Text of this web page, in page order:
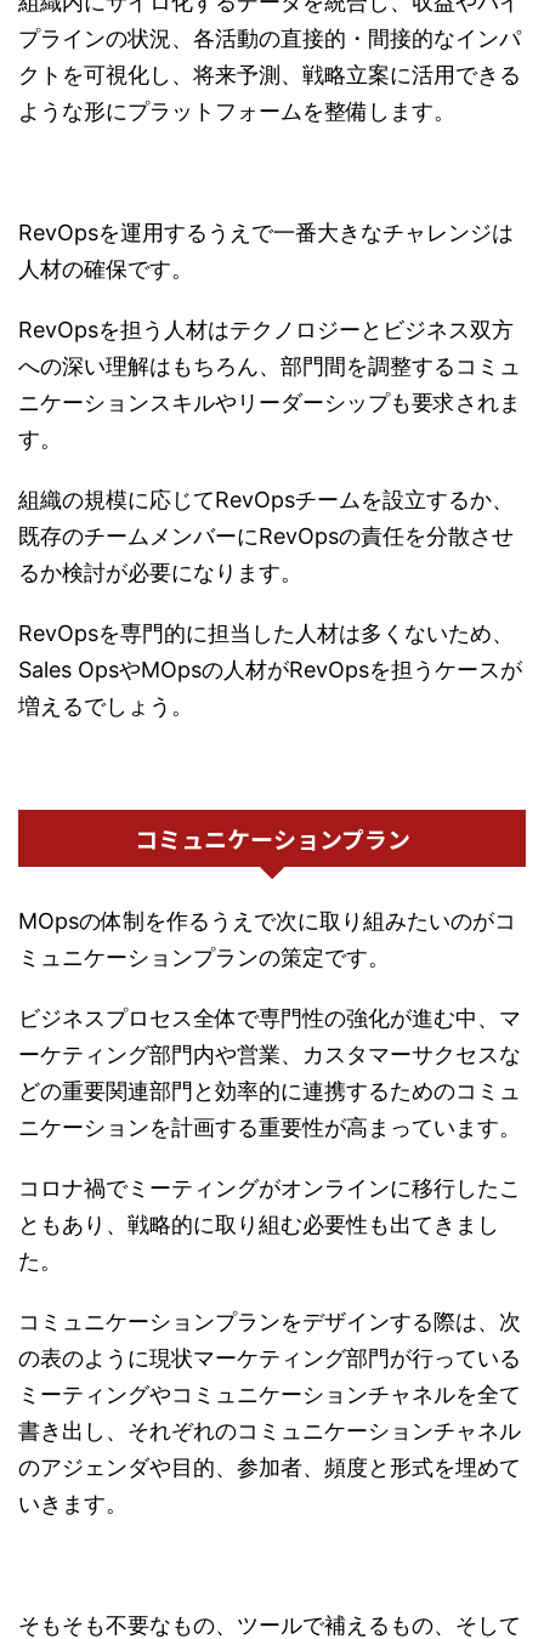
プラインの状況、各活動の直接的・間接的なインパ
クトを可視化し、将来予測、戦略立案に活用できる
ような形にプラットフォームを整備します。
RevOpsを運用するうえで一番大きなチャレンジは
人材の確保です。
RevOpsを担う人材はテクノロジーとビジネス双方
への深い理解はもちろん、部門間を調整するコミュ
ニケーションスキルやリーダーシップも要求されま
す。
組織の規模に応じてRevOpsチームを設立するか、
既存のチームメンバーにRevOpsの責任を分散させ
るか検討が必要になります。
RevOpsを専門的に担当した人材は多くないため、
Sales OpsやMOpsの人材がRevOpsを担うケースが
増えるでしょう。
コミュニケーションプラン
MOpsの体制を作るうえで次に取り組みたいのがコ
ミュニケーションプランの策定です。
ビジネスプロセス全体で専門性の強化が進む中、マ
ーケティング部門内や営業、カスタマーサクセスな
どの重要関連部門と効率的に連携するためのコミュ
ニケーションを計画する重要性が高まっています。
コロナ禍でミーティングがオンラインに移行したこ
ともあり、戦略的に取り組む必要性も出てきまし
た。
コミュニケーションプランをデザインする際は、次
の表のように現状マーケティング部門が行っている
ミーティングやコミュニケーションチャネルを全て
書き出し、それぞれのコミュニケーションチャネル
のアジェンダや目的、参加者、頻度と形式を埋めて
いきます。
そもそも不要なもの、ツールで補えるもの、そして